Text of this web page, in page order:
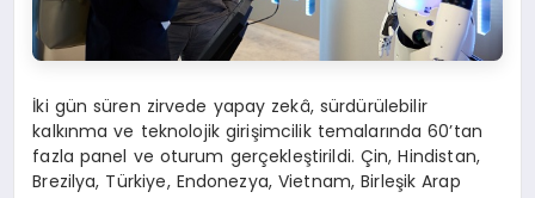
İki gün süren zirvede yapay zekâ, sürdürülebilir
kalkınma ve teknolojik girişimcilik temalarında 60’tan
fazla panel ve oturum gerçekleştirildi. Çin, Hindistan,
Brezilya, Türkiye, Endonezya, Vietnam, Birleşik Arap